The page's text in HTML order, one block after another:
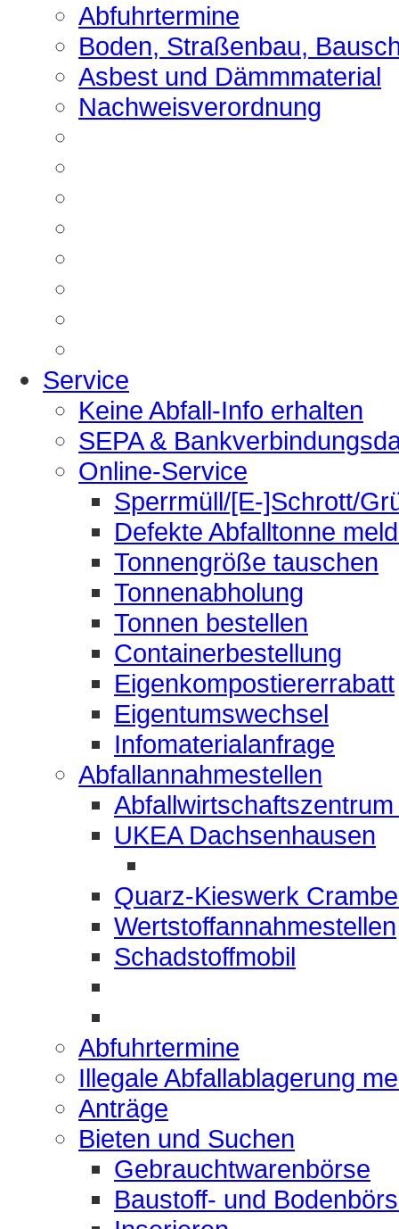
Abfuhrtermine
Boden, Straßenbau,
Asbest und Dämmmaterial
Nachweisverordnung
Service
Keine Abfall-Info erhalten
SEPA &
Online-Service
Sperrmüll/[E-]Schrott/
Defekte Abfalltonne
Tonnengröße tauschen
Tonnenabholung
Tonnen bestellen
Containerbestellung
Eigenkompostiererrabatt
Eigentumswechsel
Infomaterialanfrage
Abfallannahmestellen
UKEA Dachsenhausen
Quarz-Kieswerk
Wertstoffannahmestellen
Schadstoffmobil
Abfuhrtermine
Illegale Abfallablagerung
Anträge
Bieten und Suchen
Gebrauchtwarenbörse
Baustoff- und